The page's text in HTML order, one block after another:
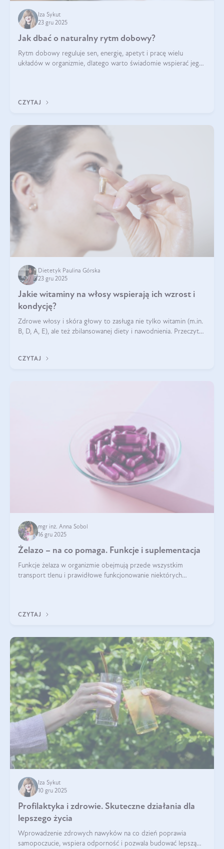
Iza Sykut
23 gru 2025
Jak dbać o naturalny rytm dobowy?
Rytm dobowy reguluje sen, energię, apetyt i pracę wielu
układów w organizmie, dlatego warto świadomie wspierać jego
CZYTAJ
Dietetyk Paulina Górska
23 gru 2025
Jakie witaminy na włosy wspierają ich wzrost i
kondycję?
Zdrowe włosy i skóra głowy to zasługa nie tylko witamin (m.in.
B, D, A, E), ale też zbilansowanej diety i nawodnienia. Przeczytaj
CZYTAJ
mgr inż. Anna Sobol
16 gru 2025
Żelazo – na co pomaga. Funkcje i suplementacja
Funkcje żelaza w organizmie obejmują przede wszystkim
transport tlenu i prawidłowe funkcjonowanie niektórych
CZYTAJ
Iza Sykut
10 gru 2025
Profilaktyka i zdrowie. Skuteczne działania dla
lepszego życia
Wprowadzenie zdrowych nawyków na co dzień poprawia
samopoczucie, wspiera odporność i pozwala budować lepszą